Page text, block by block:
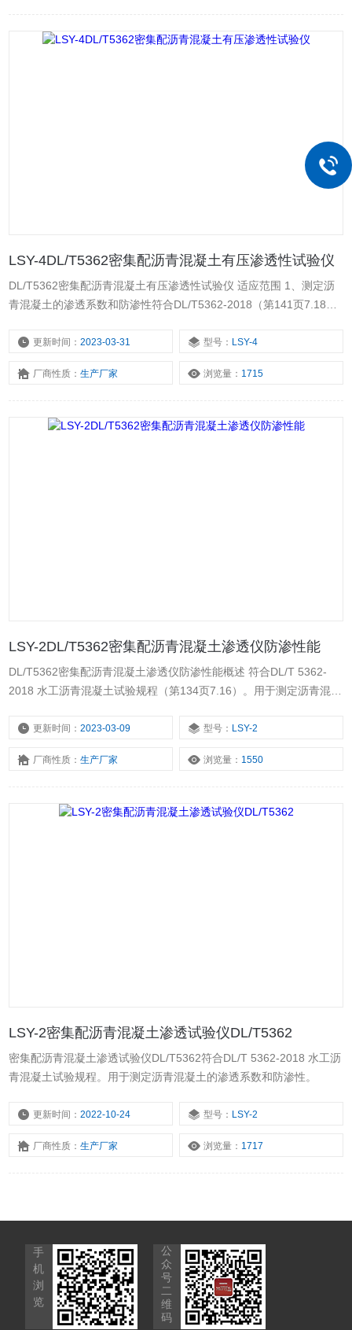
LSY-4DL/T5362密集配沥青混凝土有压渗透性试验仪
DL/T5362密集配沥青混凝土有压渗透性试验仪 适应范围 1、测定沥
青混凝土的渗透系数和防渗性符合DL/T5362-2018（第141页7.18）
凝土。更新时间：2023-03-31 型号： LSY-4
厂商性质：生产厂家 浏览量： 1715
LSY-2DL/T5362密集配沥青混凝土渗透仪防渗性能
DL/T5362密集配沥青混凝土渗透仪防渗性能概述 符合DL/T 5362-
2018 水工沥青混凝土试验规程（第134页7.16）。用于测定沥青混凝
更新时间：2023-03-09 型号： LSY-2
厂商性质：生产厂家 浏览量： 1550
LSY-2密集配沥青混凝土渗透试验仪DL/T5362
密集配沥青混凝土渗透试验仪DL/T5362符合DL/T 5362-2018 水工沥
青混凝土试验规程。用于测定沥青混凝土的渗透系数和防渗性。
更新时间：2022-10-24 型号： LSY-2
厂商性质：生产厂家 浏览量： 1717
手
机
浏
览
公
众
号
二
维
码